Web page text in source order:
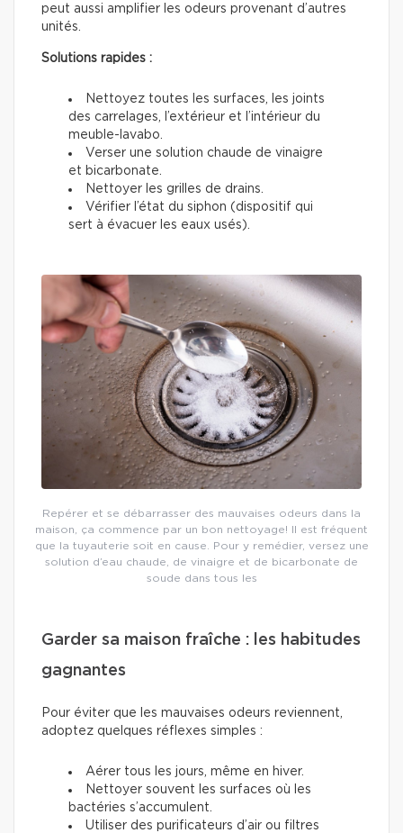
peut aussi amplifier les odeurs provenant d’autres
unités.
Solutions rapides :
Nettoyez toutes les surfaces, les joints
des carrelages, l’extérieur et l’intérieur du
meuble-lavabo.
Verser une solution chaude de vinaigre
et bicarbonate.
Nettoyer les grilles de drains.
Vérifier l’état du siphon (dispositif qui
sert à évacuer les eaux usés).
Repérer et se débarrasser des mauvaises odeurs dans la
maison, ça commence par un bon nettoyage! Il est fréquent
que la tuyauterie soit en cause. Pour y remédier, versez une
solution d’eau chaude, de vinaigre et de bicarbonate de
soude dans tous les
Garder sa maison fraîche : les habitudes
gagnantes
Pour éviter que les mauvaises odeurs reviennent,
adoptez quelques réflexes simples :
Aérer tous les jours, même en hiver.
Nettoyer souvent les surfaces où les
bactéries s’accumulent.
Utiliser des purificateurs d’air ou filtres